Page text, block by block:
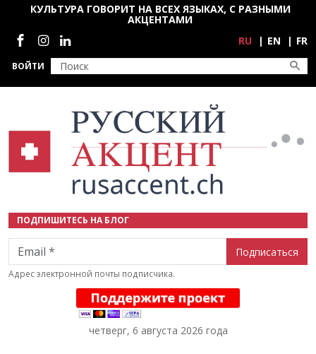
Перейти к основному содержанию
ВОЙТИ
КУЛЬТУРА ГОВОРИТ НА ВСЕХ ЯЗЫКАХ, С РАЗНЫМИ
АКЦЕНТАМИ
Социальные сети
RU EN FR
ПОДПИШИТЕСЬ НА БЛОГ
Email
Адрес электронной почты подписчика.
четверг, 6 августа 2026 года